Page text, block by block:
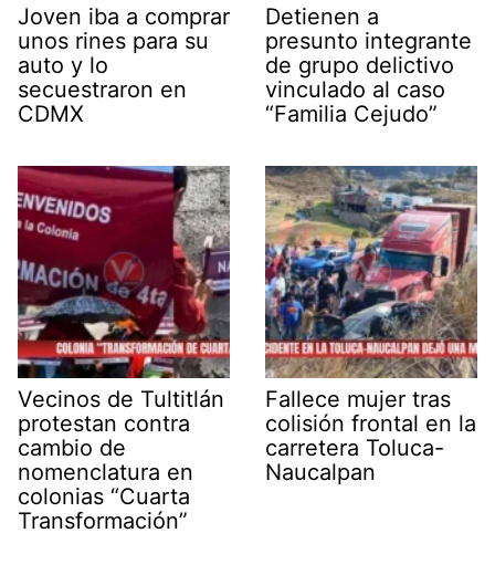
Joven iba a comprar
unos rines para su
auto y lo
secuestraron en
CDMX
Detienen a
presunto integrante
de grupo delictivo
vinculado al caso
“Familia Cejudo”
Vecinos de Tultitlán
protestan contra
cambio de
nomenclatura en
colonias “Cuarta
Transformación”
Fallece mujer tras
colisión frontal en la
carretera Toluca-
Naucalpan